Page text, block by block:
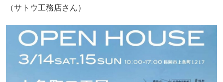
（サトウ工務店さん）